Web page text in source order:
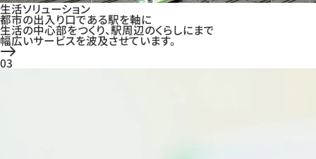
生活ソリューション
都市の出入り口である駅を軸に
生活の中心部をつくり、駅周辺のくらしにまで
幅広いサービスを波及させています。
03